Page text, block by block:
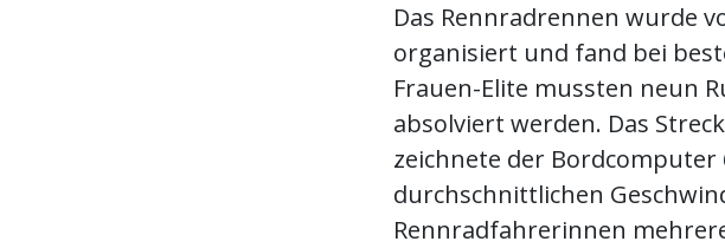
Das Rennradrennen wurde
organisiert und fand bei
Frauen-Elite mussten neun
absolviert werden. Das
zeichnete der
durchschnittlichen
Rennradfahrerinnen